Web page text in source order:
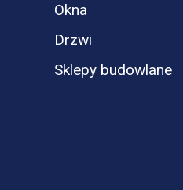
Okna
Drzwi
Sklepy budowlane